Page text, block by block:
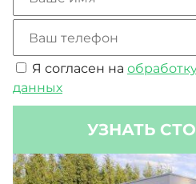
покрытой темной плиткой
элегантности)
Я согласен на
данных